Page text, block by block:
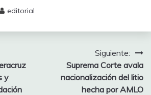
editorial
y
Siguiente:
Suprema Corte avala
nacionalización del litio
hecha por AMLO